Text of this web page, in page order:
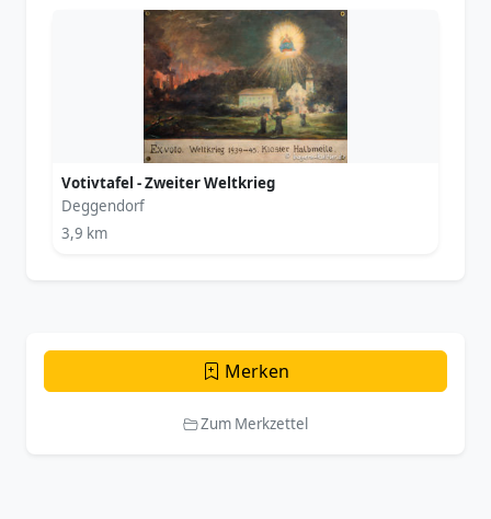
Votivtafel - Zweiter Weltkrieg
Deggendorf
3,9 km
Merken
Zum Merkzettel